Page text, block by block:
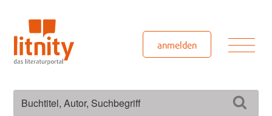
springen
anmelden